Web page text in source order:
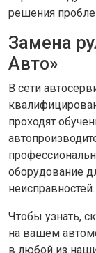
решения
Замена
Авто»
В сети
проходят
оборудование
неисправностей.
Чтобы узнать,
на вашем
в любой из